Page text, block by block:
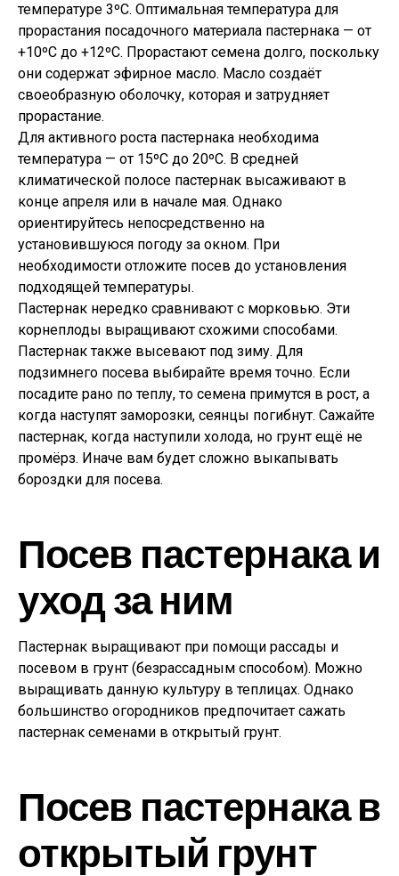
температуре 3ºС. Оптимальная температура для
прорастания посадочного материала пастернака — от
+10ºС до +12ºС. Прорастают семена долго, поскольку
они содержат эфирное масло. Масло создаёт
своеобразную оболочку, которая и затрудняет
прорастание.
Для активного роста пастернака необходима
температура — от 15ºС до 20ºС. В средней
климатической полосе пастернак высаживают в
конце апреля или в начале мая. Однако
ориентируйтесь непосредственно на
установившуюся погоду за окном. При
необходимости отложите посев до установления
подходящей температуры.
Пастернак нередко сравнивают с морковью. Эти
корнеплоды выращивают схожими способами.
Пастернак также высевают под зиму. Для
подзимнего посева выбирайте время точно. Если
посадите рано по теплу, то семена примутся в рост, а
когда наступят заморозки, сеянцы погибнут. Сажайте
пастернак, когда наступили холода, но грунт ещё не
промёрз. Иначе вам будет сложно выкапывать
бороздки для посева.
Посев пастернака и
уход за ним
Пастернак выращивают при помощи рассады и
посевом в грунт (безрассадным способом). Можно
выращивать данную культуру в теплицах. Однако
большинство огородников предпочитает сажать
пастернак семенами в открытый грунт.
Посев пастернака в
открытый грунт